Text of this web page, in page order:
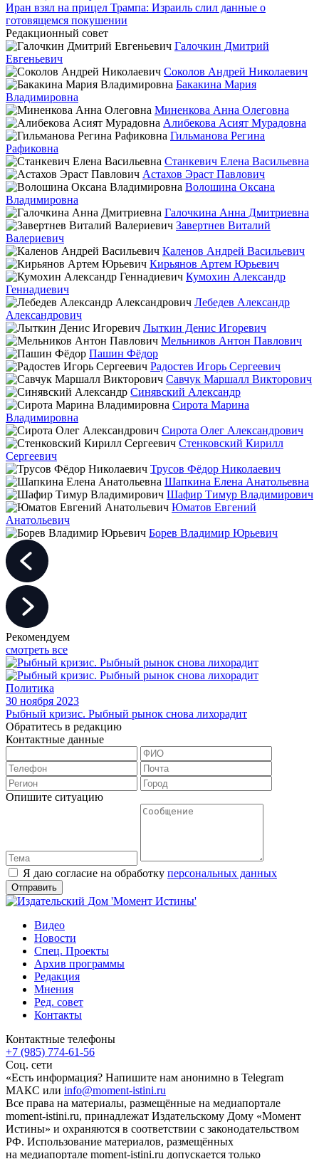
Иран взял на прицел Трампа: Израиль слил данные о
готовящемся покушении
Редакционный совет
Галочкин Дмитрий
Евгеньевич
Соколов Андрей Николаевич
Бакакина Мария
Владимировна
Миненкова Анна Олеговна
Алибекова Асият Мурадовна
Гильманова Регина
Рафиковна
Станкевич Елена Васильевна
Астахов Эраст Павлович
Волошина Оксана
Владимировна
Галочкина Анна Дмитриевна
Завертнев Виталий
Валериевич
Каленов Андрей Васильевич
Кирьянов Артем Юрьевич
Кумохин Александр
Геннадиевич
Лебедев Александр
Александрович
Лыткин Денис Игоревич
Мельников Антон Павлович
Пашин Фёдор
Радостев Игорь Сергеевич
Савчук Маршалл Викторович
Синявский Александр
Сирота Марина
Владимировна
Сирота Олег Александрович
Стенковский Кирилл
Сергеевич
Трусов Фёдор Николаевич
Шапкина Елена Анатольевна
Шафир Тимур Владимирович
Юматов Евгений
Анатольевич
Борев Владимир Юрьевич
Рекомендуем
смотреть все
Политика
30 ноября 2023
Рыбный кризис. Рыбный рынок снова лихорадит
Обратитесь в редакцию
Контактные данные
Опишите ситуацию
Я даю согласие на обработку персональных данных
Видео
Новости
Спец. Проекты
Архив программы
Редакция
Мнения
Ред. совет
Контакты
Контактные телефоны
+7 (985) 774-61-56
Соц. сети
«Есть информация? Напишите нам анонимно в Telegram
МАКС или info@moment-istini.ru
Все права на материалы, размещённые на медиапортале
moment-istini.ru, принадлежат Издательскому Дому «Момент
Истины» и охраняются в соответствии с законодательством
РФ. Использование материалов, размещённых
на медиапортале moment-istini.ru допускается только